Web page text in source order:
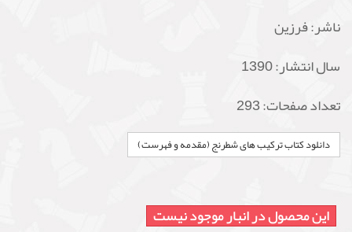
ناشر:فرزین
سال انتشار: 1390
تعداد صفحات: 293
دانلود کتاب ترکیب های شطرنج (مقدمه و فهرست)
این محصول در انبار موجود نیست